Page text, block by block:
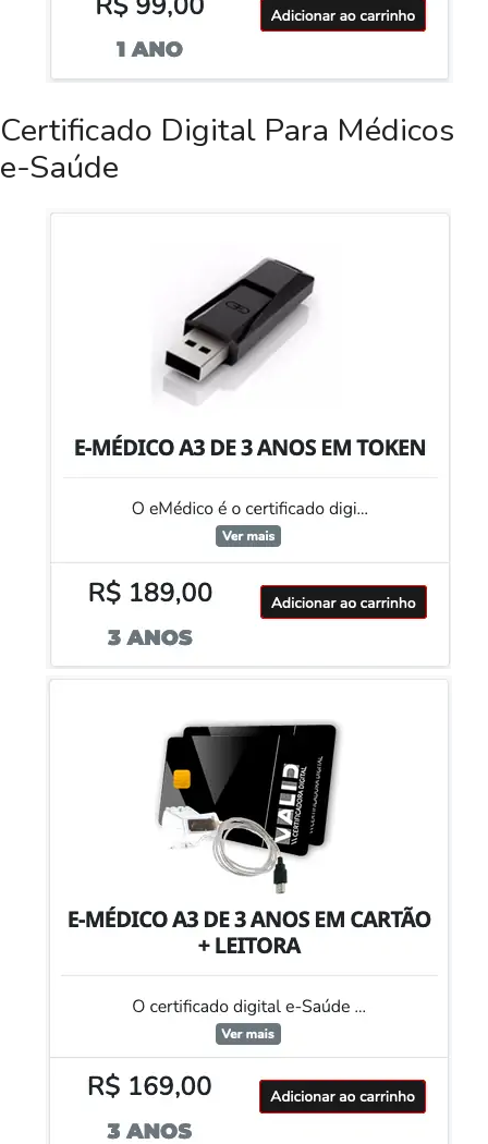
Certificado Digital Para Médicos
e-Saúde